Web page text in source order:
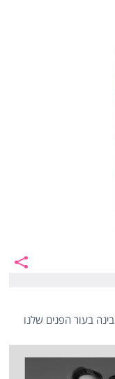
בעור הפנים שלנו